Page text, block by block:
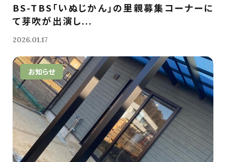
BS-TBS「いぬじかん」の里親募集コーナーに
て芽吹が出演し...
2026.01.17
お知らせ